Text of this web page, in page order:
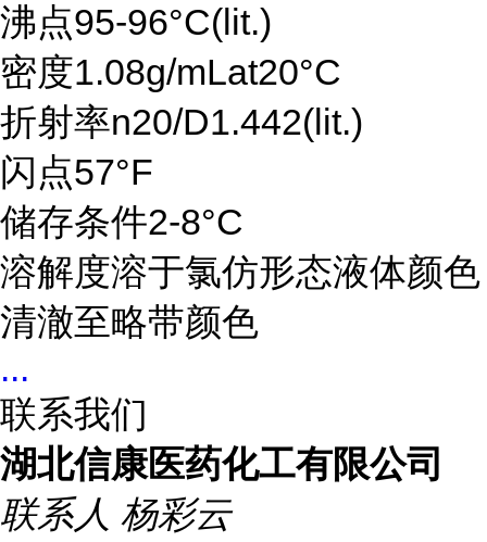
沸点95-96°C(lit.)
密度1.08g/mLat20°C
折射率n20/D1.442(lit.)
闪点57°F
储存条件2-8°C
溶解度溶于氯仿形态液体颜色
清澈至略带颜色
...
联系我们
湖北信康医药化工有限公司
联系人 杨彩云